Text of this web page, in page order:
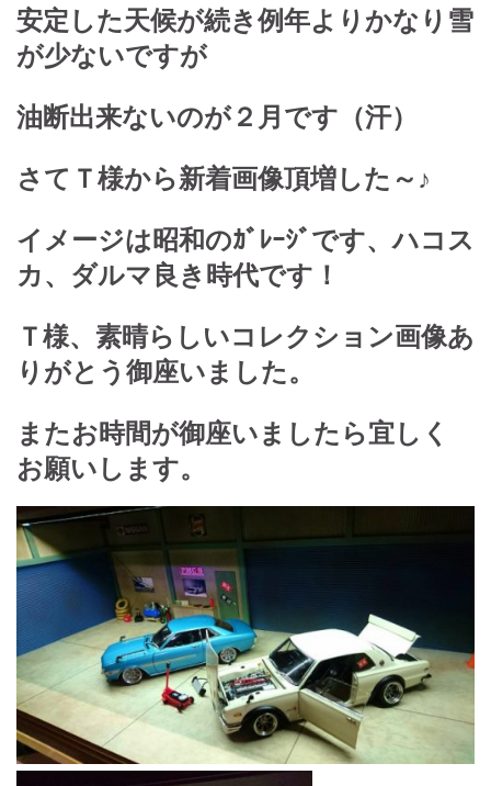
安定した天候が続き例年よりかなり雪
が少ないですが
油断出来ないのが２月です（汗）
さてＴ様から新着画像頂増した～♪
イメージは昭和のｶﾞﾚｰｼﾞです、ハコス
カ、ダルマ良き時代です！
Ｔ様、素晴らしいコレクション画像あ
りがとう御座いました。
またお時間が御座いましたら宜しく
お願いします。